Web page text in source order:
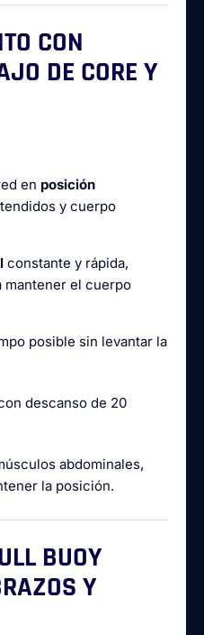
CON
DE CORE Y
en posición
y cuerpo
constante y rápida,
mantener el cuerpo
posible sin levantar la
descanso de 20
abdominales,
la posición.
BUOY
Y